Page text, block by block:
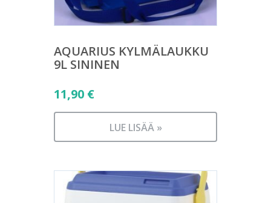
AQUARIUS KYLMÄLAUKKU
9L SININEN
11,90 €
LUE LISÄÄ »